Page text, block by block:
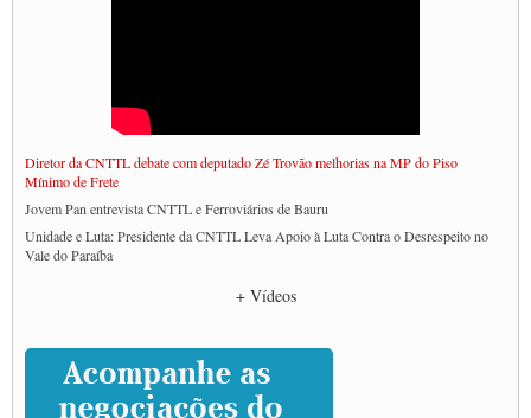
Diretor da CNTTL debate com deputado Zé Trovão melhorias na MP do Piso
Mínimo de Frete
Jovem Pan entrevista CNTTL e Ferroviários de Bauru
Unidade e Luta: Presidente da CNTTL Leva Apoio à Luta Contra o Desrespeito no
Vale do Paraíba
Caminhoneiros prometem paralisação e cobram diálogo com Lula
CNTTL e lideranças de caminhoneiros participam de debate sobre saúde nas
rodovias
+ Vídeos